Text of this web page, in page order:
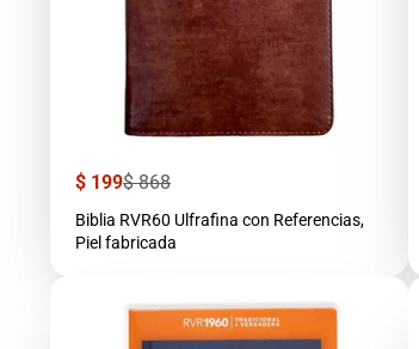
Precio
venta
$ 199Precio
$ 868
Biblia RVR60 Ulfrafina con Referencias,
Piel fabricada